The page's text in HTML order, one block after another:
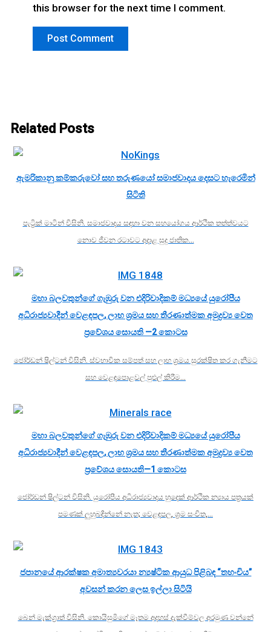
this browser for the next time I comment.
Related Posts
ඇමරිකානු කම්කරුවෝ සහ තරුණයෝ සමාජවාදය දෙසට හැරෙමින්
සිටිති
පැට්‍රික් මාටින් විසිනි. සමාජවාදය සඳහා වන සහයෝගය ආර්ථික තත්ත්වයට
නොව ජීවන රටාවට අදාළ සුදු ජාතික…
මහා බලවතුන්ගේ ගැඹුරු වන එදිරිවාදිකම් මධ්‍යයේ යුරෝපීය
අධිරාජ්‍යවාදීන් වෙළඳපල, ලාභ ශ්‍රමය සහ තීරණාත්මක අමුද්‍රව්‍ය වෙත
ප්‍රවේශය සොයති —2 කොටස
ජෝර්ඩන් ෂිල්ටන් විසිනි. ස්වභාවික සම්පත් සහ ලාභ ශ්‍රමය සුරක්ෂිත කර ගැනීමට
සහ වෙළඳපොළවල් පුළුල් කිරීම…
මහා බලවතුන්ගේ ගැඹුරු වන එදිරිවාදිකම් මධ්‍යයේ යුරෝපීය
අධිරාජ්‍යවාදීන් වෙළඳපල, ලාභ ශ්‍රමය සහ තීරණාත්මක අමුද්‍රව්‍ය වෙත
ප්‍රවේශය සොයති—1 කොටස
ජෝර්ඩන් ෂිල්ටන් විසිනි. යුරෝපීය අධිරාජ්‍යවාදය හුදෙක් ආර්ථික න්‍යාය පත්‍රයක්
පමණක් ලුහුබඳින්නේ නැත; වෙළඳපල, ශ්‍රම සංචිත,…
ජපානයේ ආරක්ෂක අමාත්‍යවරයා න්‍යෂ්ටික ආයුධ පිළිබඳ “තහංචිය”
අවසන් කරන ලෙස ඉල්ලා සිටියි
බෙන් මැක්ග්‍රාත් විසිනි. කොයිසුමිගේ මෑතම අදහස් දැක්වීම්වල අරමුණ වන්නේ